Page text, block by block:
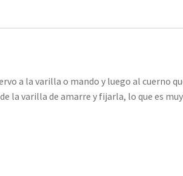
a la varilla o mando y luego al
la varilla de amarre y fijarla, lo que es